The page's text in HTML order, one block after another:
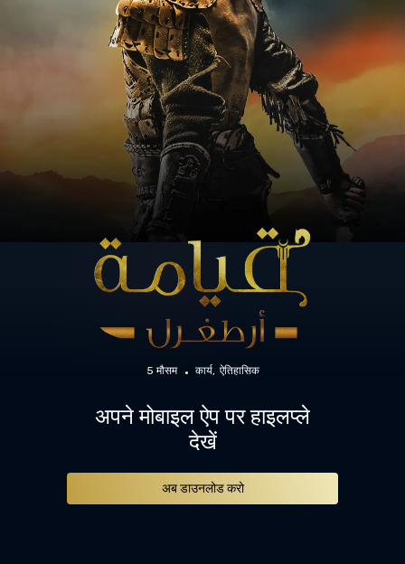
5 मौसम कार्य ऐतिहासिक
अपने मोबाइल ऐप पर हाइलप्ले
देखें
अब डाउनलोड करो